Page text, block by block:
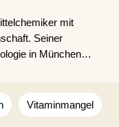
mit
Seiner
in München
Ernährung und
Vitaminmangel